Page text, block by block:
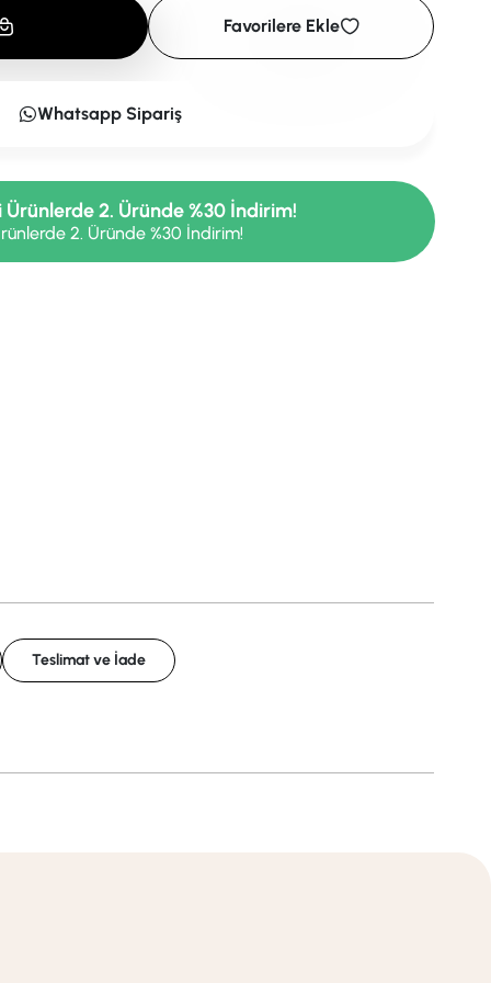
Favorilere Ekle
Whatsapp Sipariş
Ürünlerde 2. Üründe %30 İndirim!
2. Üründe %30 İndirim!
Teslimat ve İade